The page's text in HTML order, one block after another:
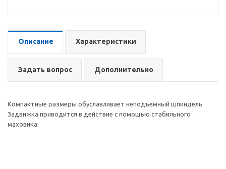
Описание Характеристики
Задать вопрос Дополнительно
Компактные размеры обуславливает неподъемный шпиндель.
Задвижка приводится в действие с помощью стабильного
маховика.